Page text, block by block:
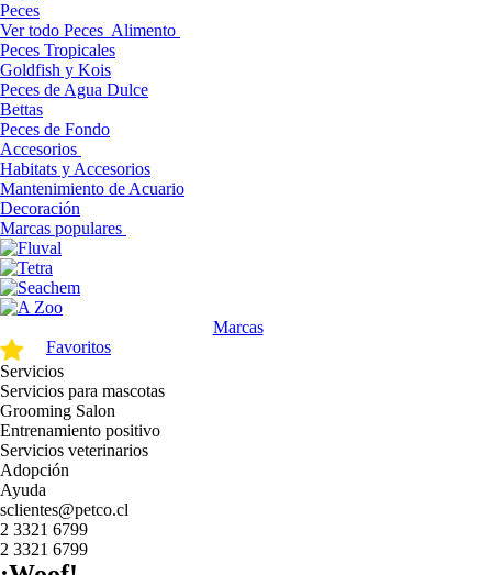
Peces
Ver todo Peces Alimento
Peces Tropicales
Goldfish y Kois
Peces de Agua Dulce
Bettas
Peces de Fondo
Accesorios
Habitats y Accesorios
Mantenimiento de Acuario
Decoración
Marcas populares
Marcas
Favoritos
Servicios
Servicios para mascotas
Grooming Salon
Entrenamiento positivo
Servicios veterinarios
Adopción
Ayuda
sclientes@petco.cl
2 3321 6799
2 3321 6799